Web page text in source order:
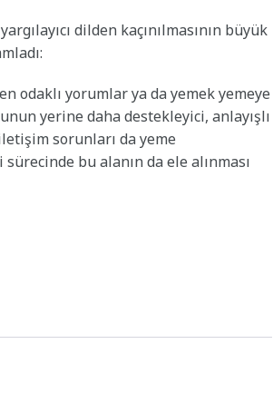
dilden kaçınılmasının büyük
odaklı yorumlar ya da yemek yemeye
yerine daha destekleyici, anlayışlı
sorunları da yeme
bu alanın da ele alınması